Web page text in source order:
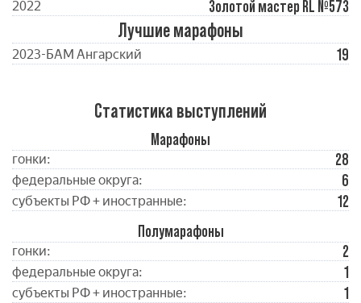
2022 Золотой мастер RL №573
Лучшие марафоны
2023-БАМ Ангарский 19
Статистика выступлений
Марафоны
гонки: 28
федеральные округа: 6
субъекты РФ + иностранные:
12
Полумарафоны
гонки: 2
федеральные округа: 1
субъекты РФ + иностранные:
1